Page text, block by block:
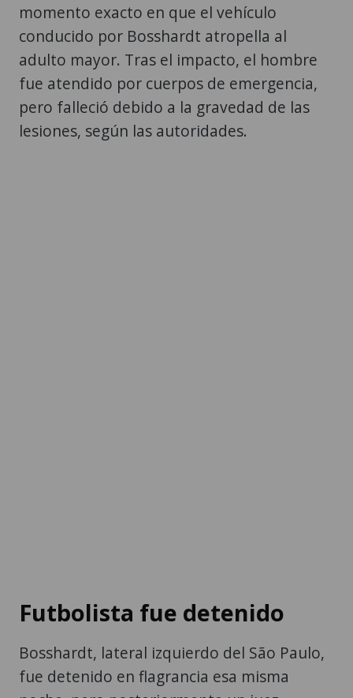
momento exacto en que el vehículo
conducido por Bosshardt atropella al
adulto mayor. Tras el impacto, el hombre
fue atendido por cuerpos de emergencia,
pero falleció debido a la gravedad de las
lesiones, según las autoridades.
Futbolista fue detenido
Bosshardt, lateral izquierdo del São Paulo,
fue detenido en flagrancia esa misma